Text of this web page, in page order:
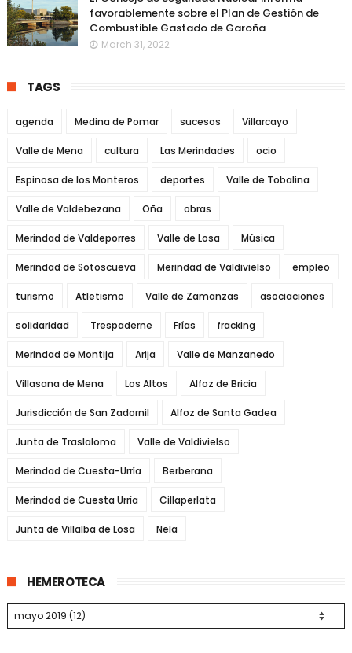
favorablemente sobre el Plan de Gestión de
Combustible Gastado de Garoña
March 31, 2022
TAGS
agenda Medina de Pomar sucesos Villarcayo
Valle de Mena cultura Las Merindades ocio
Espinosa de los Monteros deportes Valle de Tobalina
Valle de Valdebezana Oña obras
Merindad de Valdeporres Valle de Losa Música
Merindad de Sotoscueva Merindad de Valdivielso empleo
turismo Atletismo Valle de Zamanzas asociaciones
solidaridad Trespaderne Frías fracking
Merindad de Montija Arija Valle de Manzanedo
Villasana de Mena Los Altos Alfoz de Bricia
Jurisdicción de San Zadornil Alfoz de Santa Gadea
Junta de Traslaloma Valle de Valdivielso
Merindad de Cuesta-Urría Berberana
Merindad de Cuesta Urría Cillaperlata
Junta de Villalba de Losa Nela
HEMEROTECA